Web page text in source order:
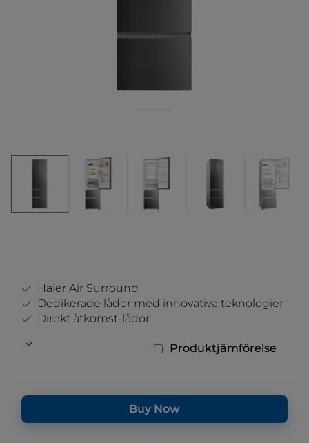
Haier Air Surround
Dedikerade lådor med innovativa teknologier
Direkt åtkomst-lådor
Produktjämförelse
Buy Now